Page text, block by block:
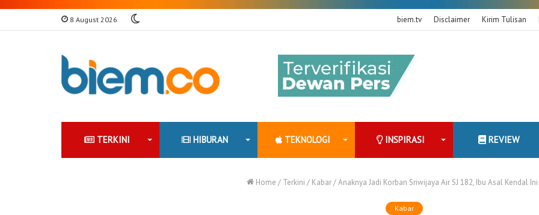
8 August 2026 biem.tv Disclaimer Kirim Tulisan
TERKINI HIBURAN TEKNOLOGI INSPIRASI REVIEW
Home / Terkini / Kabar / Anaknya Jadi Korban Sriwijaya Air SJ 182, Ibu Asal Kendal
Kabar